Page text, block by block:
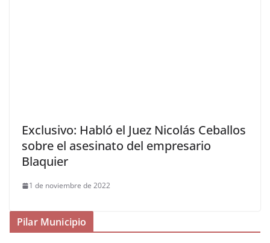
Exclusivo: Habló el Juez Nicolás Ceballos
sobre el asesinato del empresario
Blaquier
1 de noviembre de 2022
Pilar Municipio